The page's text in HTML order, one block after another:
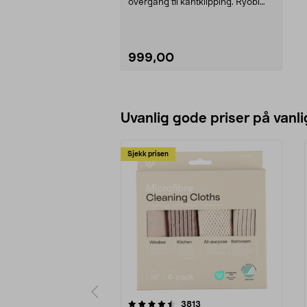
overgang til kantklipping. Ryobi
999,00
Uvanlig gode priser på
Sjekk prisen
3813
4.5av 5 stjerner